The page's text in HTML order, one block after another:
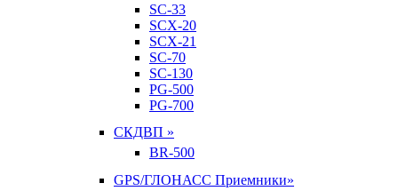
SC-33
SCX-20
SCX-21
SC-70
SC-130
PG-500
PG-700
СКДВП »
BR-500
GPS/ГЛОНАСС Приемники»